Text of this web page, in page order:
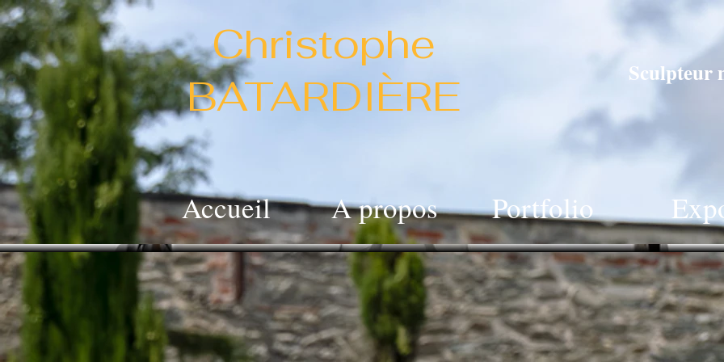
Christophe
BATARDIÈRE
Sculpteur
Accueil A propos Portfolio